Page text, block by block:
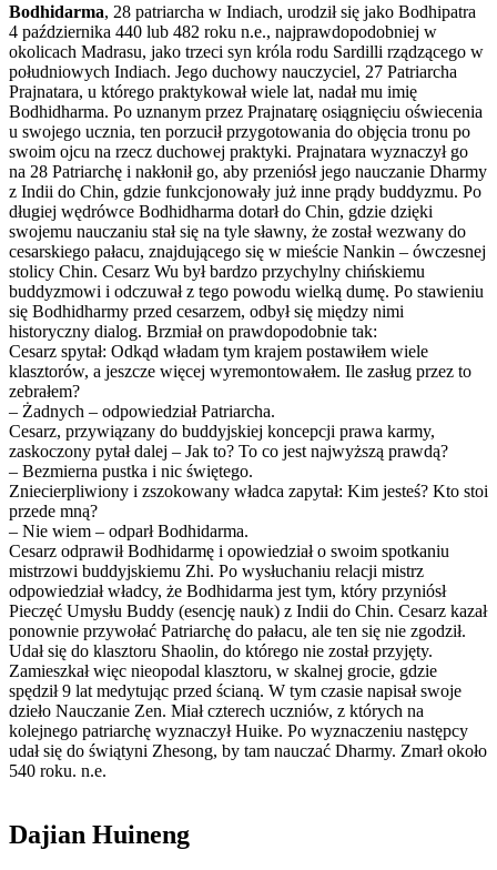
Bodhidarma, 28 patriarcha w Indiach, urodził się jako Bodhipatra
4 października 440 lub 482 roku n.e., najprawdopodobniej w
okolicach Madrasu, jako trzeci syn króla rodu Sardilli rządzącego w
południowych Indiach. Jego duchowy nauczyciel, 27 Patriarcha
Prajnatara, u którego praktykował wiele lat, nadał mu imię
Bodhidharma. Po uznanym przez Prajnatarę osiągnięciu oświecenia
u swojego ucznia, ten porzucił przygotowania do objęcia tronu po
swoim ojcu na rzecz duchowej praktyki. Prajnatara wyznaczył go
na 28 Patriarchę i nakłonił go, aby przeniósł jego nauczanie Dharmy
z Indii do Chin, gdzie funkcjonowały już inne prądy buddyzmu. Po
długiej wędrówce Bodhidharma dotarł do Chin, gdzie dzięki
swojemu nauczaniu stał się na tyle sławny, że został wezwany do
cesarskiego pałacu, znajdującego się w mieście Nankin – ówczesnej
stolicy Chin. Cesarz Wu był bardzo przychylny chińskiemu
buddyzmowi i odczuwał z tego powodu wielką dumę. Po stawieniu
się Bodhidharmy przed cesarzem, odbył się między nimi
historyczny dialog. Brzmiał on prawdopodobnie tak:
Cesarz spytał: Odkąd władam tym krajem postawiłem wiele
klasztorów, a jeszcze więcej wyremontowałem. Ile zasług przez to
zebrałem?
– Żadnych – odpowiedział Patriarcha.
Cesarz, przywiązany do buddyjskiej koncepcji prawa karmy,
zaskoczony pytał dalej – Jak to? To co jest najwyższą prawdą?
– Bezmierna pustka i nic świętego.
Zniecierpliwiony i zszokowany władca zapytał: Kim jesteś? Kto stoi
przede mną?
– Nie wiem – odparł Bodhidarma.
Cesarz odprawił Bodhidarmę i opowiedział o swoim spotkaniu
mistrzowi buddyjskiemu Zhi. Po wysłuchaniu relacji mistrz
odpowiedział władcy, że Bodhidarma jest tym, który przyniósł
Pieczęć Umysłu Buddy (esencję nauk) z Indii do Chin. Cesarz kazał
ponownie przywołać Patriarchę do pałacu, ale ten się nie zgodził.
Udał się do klasztoru Shaolin, do którego nie został przyjęty.
Zamieszkał więc nieopodal klasztoru, w skalnej grocie, gdzie
spędził 9 lat medytując przed ścianą. W tym czasie napisał swoje
dzieło Nauczanie Zen. Miał czterech uczniów, z których na
kolejnego patriarchę wyznaczył Huike. Po wyznaczeniu następcy
udał się do świątyni Zhesong, by tam nauczać Dharmy. Zmarł około
540 roku. n.e.
Dajian Huineng